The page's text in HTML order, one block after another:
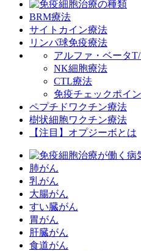
BRM療法
サイトカイン療法
リンパ球免疫療法
アルファ・ベータ
NK細胞療法
CTL療法
免疫チェックポイ
ペプチドワクチン療法
樹状細胞ワクチン療法
【注目】オプジーボとは
肺がん
乳がん
大腸がん
すい臓がん
胃がん
肝臓がん
食道がん